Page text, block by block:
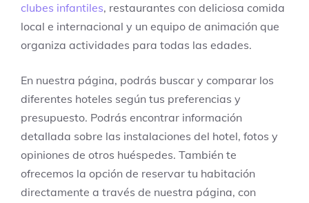
clubes infantiles, restaurantes con deliciosa comida
local e internacional y un equipo de animación que
organiza actividades para todas las edades.
En nuestra página, podrás buscar y comparar los
diferentes hoteles según tus preferencias y
presupuesto. Podrás encontrar información
detallada sobre las instalaciones del hotel, fotos y
opiniones de otros huéspedes. También te
ofrecemos la opción de reservar tu habitación
directamente a través de nuestra página, con